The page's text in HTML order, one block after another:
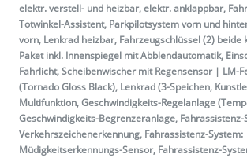
elektr. verstell- und heizbar, elektr. anklappbar,
Totwinkel-Assistent, Parkpilotsystem vorn und
vorn, Lenkrad heizbar, Fahrzeugschlüssel (2) beide
Paket inkl. Innenspiegel mit Abblendautomatik,
Fahrlicht, Scheibenwischer mit Regensensor | LM-
(Tornado Gloss Black), Lenkrad (3-Speichen,
Multifunktion, Geschwindigkeits-Regelanlage
Geschwindigkeits-Begrenzeranlage, Fahrassistenz-
Verkehrszeichenerkennung, Fahrassistenz-System:
Müdigkeitserkennungs-Sensor, Fahrassistenz-